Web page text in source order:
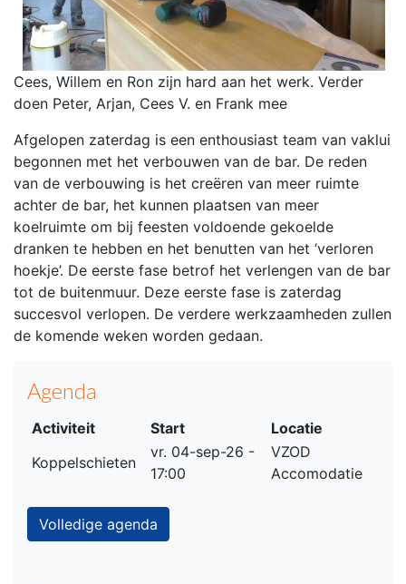
Cees, Willem en Ron zijn hard aan het werk. Verder
doen Peter, Arjan, Cees V. en Frank mee
Afgelopen zaterdag is een enthousiast team van vaklui
begonnen met het verbouwen van de bar. De reden
van de verbouwing is het creëren van meer ruimte
achter de bar, het kunnen plaatsen van meer
koelruimte om bij feesten voldoende gekoelde
dranken te hebben en het benutten van het ‘verloren
hoekje’. De eerste fase betrof het verlengen van de bar
tot de buitenmuur. Deze eerste fase is zaterdag
succesvol verlopen. De verdere werkzaamheden zullen
de komende weken worden gedaan.
Agenda
Activiteit Start
Locatie
Koppelschieten
vr. 04-sep-26 -
17:00
VZOD
Accomodatie
Volledige agenda